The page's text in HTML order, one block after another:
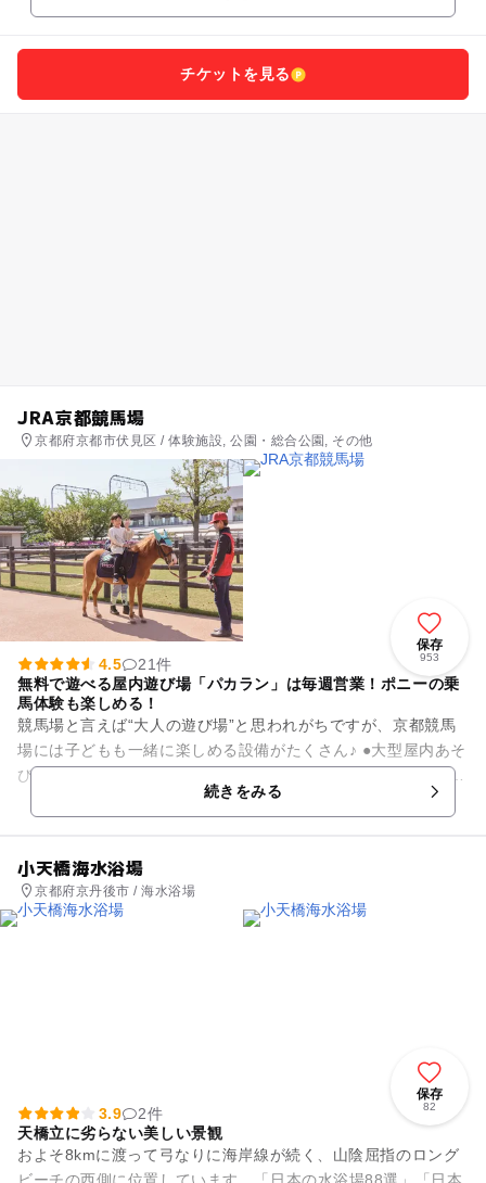
チケットを見る
JRA京都競馬場
京都府京都市伏見区 / 体験施設, 公園・総合公園, その他
保存
953
4.5
21件
無料で遊べる屋内遊び場「パカラン」は毎週営業！ポニーの乗
馬体験も楽しめる！
競馬場と言えば“大人の遊び場”と思われがちですが、京都競馬
場には子どもも一緒に楽しめる設備がたくさん♪ ●大型屋内あそ
び場「パカラン」毎週営業！ ボーネルンド社監修のもとお子様
続きをみる
小天橋海水浴場
京都府京丹後市 / 海水浴場
保存
82
3.9
2件
天橋立に劣らない美しい景観
およそ8kmに渡って弓なりに海岸線が続く、山陰屈指のロング
ビーチの西側に位置しています。「日本の水浴場88選」「日本